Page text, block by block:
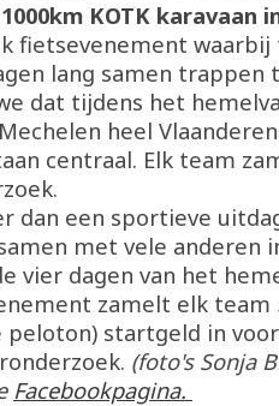
1000km KOTK karavaan
fietsevenement waarbij
lang samen trappen
dat tijdens het
heel
centraal. Elk team
dan een sportieve
met vele anderen
vier dagen van het
zamelt elk team
startgeld in voor
(foto's Sonja
Facebookpagina.